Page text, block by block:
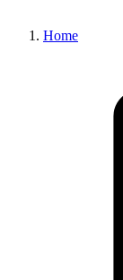
Home